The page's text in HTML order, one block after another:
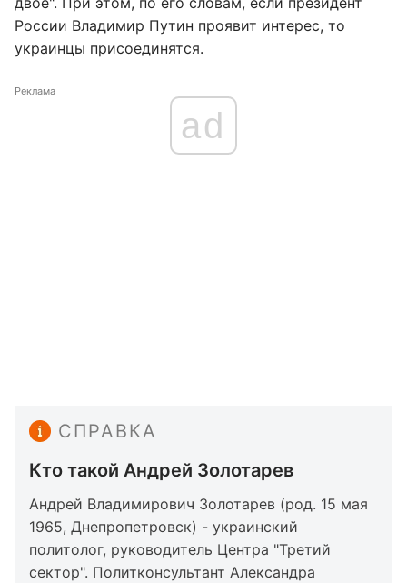
России Владимир Путин проявит интерес, то
украинцы присоединятся.
Реклама
ad
СПРАВКА
Кто такой Андрей Золотарев
Андрей Владимирович Золотарев (род. 15 мая
1965, Днепропетровск) - украинский
политолог, руководитель Центра "Третий
сектор". Политконсультант Александра